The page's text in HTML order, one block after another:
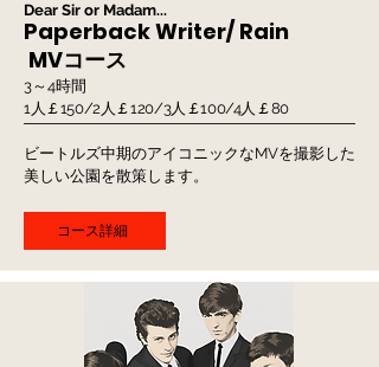
Paperback Writer/ Rain
MVコース
Dear Sir or Madam...
3～4時間
1人￡150/2人￡120/3人￡100/4人￡80
ビートルズ中期のアイコニックなMVを撮影した
美しい公園を散策します。
コース詳細